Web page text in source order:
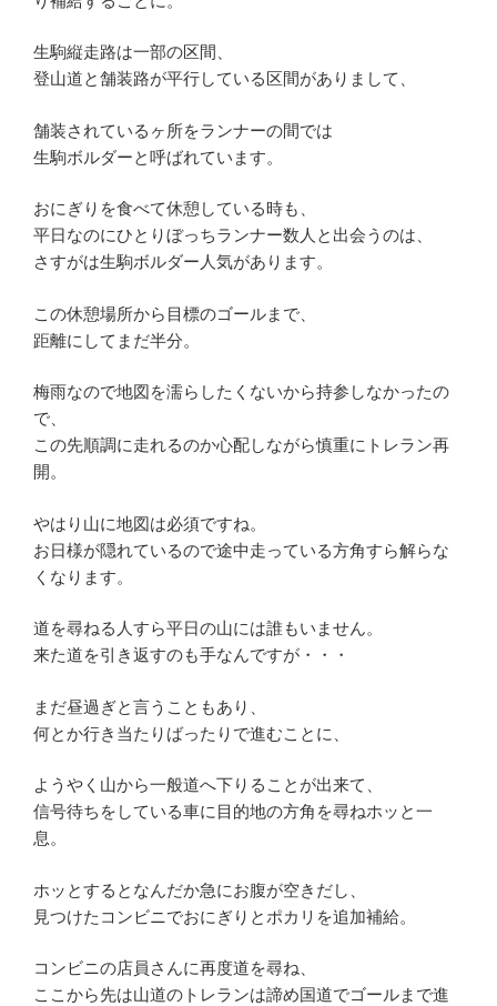
生駒縦走路は一部の区間、
登山道と舗装路が平行している区間がありまして、
舗装されているヶ所をランナーの間では
生駒ボルダーと呼ばれています。
おにぎりを食べて休憩している時も、
平日なのにひとりぼっちランナー数人と出会うのは、
さすがは生駒ボルダー人気があります。
この休憩場所から目標のゴールまで、
距離にしてまだ半分。
梅雨なので地図を濡らしたくないから持参しなかったの
で、
この先順調に走れるのか心配しながら慎重にトレラン再
開。
やはり山に地図は必須ですね。
お日様が隠れているので途中走っている方角すら解らな
くなります。
道を尋ねる人すら平日の山には誰もいません。
来た道を引き返すのも手なんですが・・・
まだ昼過ぎと言うこともあり、
何とか行き当たりばったりで進むことに、
ようやく山から一般道へ下りることが出来て、
信号待ちをしている車に目的地の方角を尋ねホッと一
息。
ホッとするとなんだか急にお腹が空きだし、
見つけたコンビニでおにぎりとポカリを追加補給。
コンビニの店員さんに再度道を尋ね、
ここから先は山道のトレランは諦め国道でゴールまで進